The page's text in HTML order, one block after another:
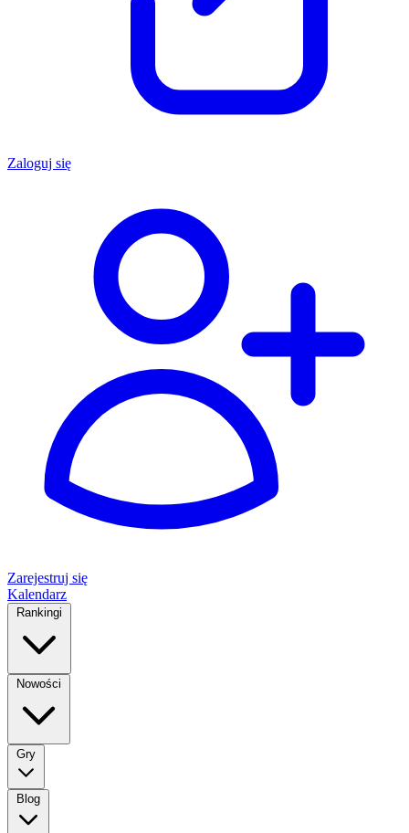
Zaloguj się
Zarejestruj się
Kalendarz
Rankingi
Nowości
Gry
Blog